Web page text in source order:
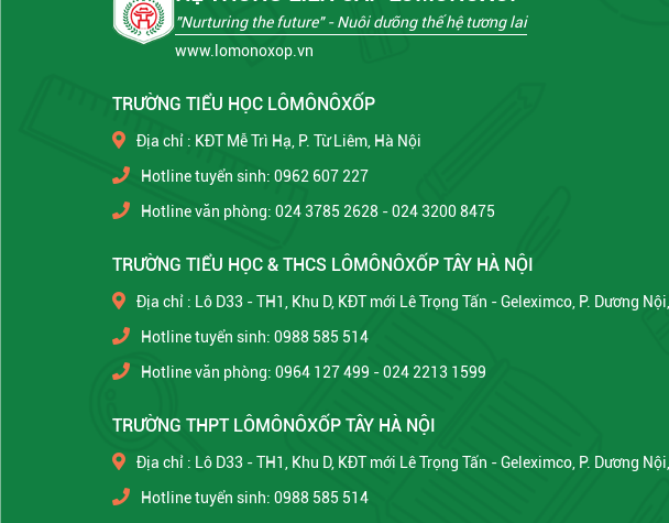
"Nurturing the future"- Nuôi dưỡng thế hệ tương lai
www.lomonoxop.vn
TRƯỜNG TIỂU HỌC LÔMÔNÔXỐP
Địa chỉ : KĐT Mễ Trì Hạ, P. Từ Liêm, Hà Nội
Hotline tuyển sinh: 0962 607 227
Hotline văn phòng: 024 3785 2628 - 024 3200 8475
TRƯỜNG TIỂU HỌC & THCS LÔMÔNÔXỐP TÂY HÀ NỘI
Địa chỉ : Lô D33 - TH1, Khu D, KĐT mới Lê Trọng Tấn - Geleximco, P. Dương
Hotline tuyển sinh: 0988 585 514
Hotline văn phòng: 0964 127 499 - 024 2213 1599
TRƯỜNG THPT LÔMÔNÔXỐP TÂY HÀ NỘI
Địa chỉ : Lô D33 - TH1, Khu D, KĐT mới Lê Trọng Tấn - Geleximco, P. Dương
Hotline tuyển sinh: 0988 585 514